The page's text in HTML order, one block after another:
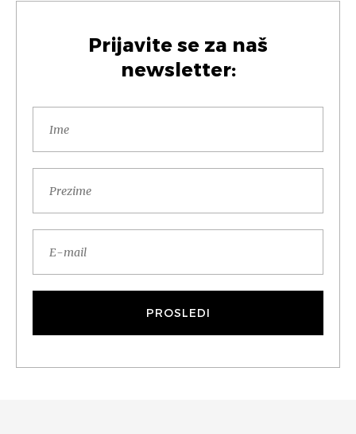
Prijavite se za naš
newsletter: